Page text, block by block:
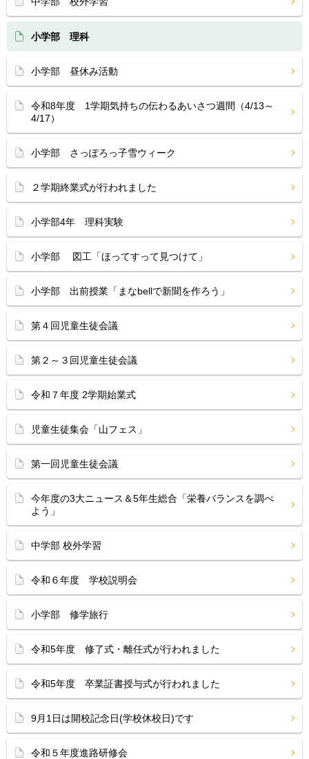
小学部 理科
小学部 昼休み活動
令和8年度 1学期気持ちの伝わるあいさつ週間（4/13～
4/17）
小学部 さっぽろっ子雪ウィーク
２学期終業式が行われました
小学部4年 理科実験
小学部 図工「ほってすって見つけて」
小学部 出前授業「まなbellで新聞を作ろう」
第４回児童生徒会議
第２～３回児童生徒会議
令和７年度 2学期始業式
児童生徒集会「山フェス」
第一回児童生徒会議
今年度の3大ニュース＆5年生総合「栄養バランスを調べ
よう」
中学部 校外学習
令和６年度 学校説明会
小学部 修学旅行
令和5年度 修了式・離任式が行われました
令和5年度 卒業証書授与式が行われました
9月1日は開校記念日(学校休校日)です
令和５年度進路研修会